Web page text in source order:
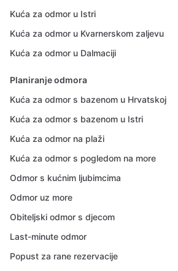
Kuća za odmor u Istri
Kuća za odmor u Kvarnerskom zaljevu
Kuća za odmor u Dalmaciji
Planiranje odmora
Kuća za odmor s bazenom u Hrvatskoj
Kuća za odmor s bazenom u Istri
Kuća za odmor na plaži
Kuća za odmor s pogledom na more
Odmor s kućnim ljubimcima
Odmor uz more
Obiteljski odmor s djecom
Last-minute odmor
Popust za rane rezervacije